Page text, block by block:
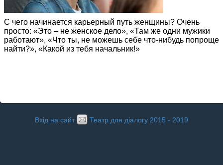
С чего начинается карьерный путь женщины? Очень
просто: «Это – не женское дело», «Там же одни мужики
работают», «Что ты, не можешь себе что-нибудь попроще
найти?», «Какой из тебя начальник!»
Вхід на сайт Театр для діалогу 2015 - 2019